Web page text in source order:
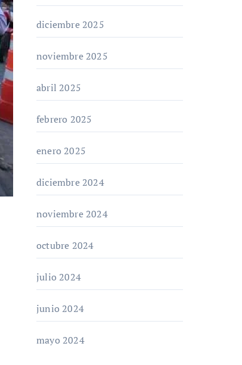
diciembre 2025
noviembre 2025
abril 2025
febrero 2025
enero 2025
diciembre 2024
noviembre 2024
octubre 2024
julio 2024
junio 2024
mayo 2024